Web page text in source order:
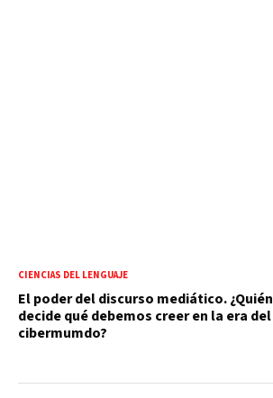
CIENCIAS DEL LENGUAJE
El poder del discurso mediático. ¿Quién
decide qué debemos creer en la era del
cibermumdo?